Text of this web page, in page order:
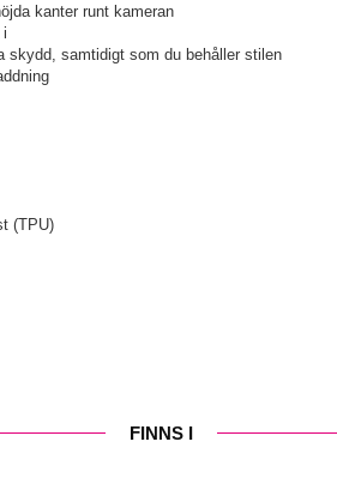
kanter runt kameran
i
skydd, samtidigt som du behåller stilen
(TPU)
FINNS I